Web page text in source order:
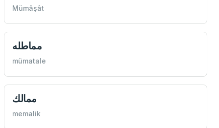
Mümâşât
مماطله
mümatale
ممالك
memalik